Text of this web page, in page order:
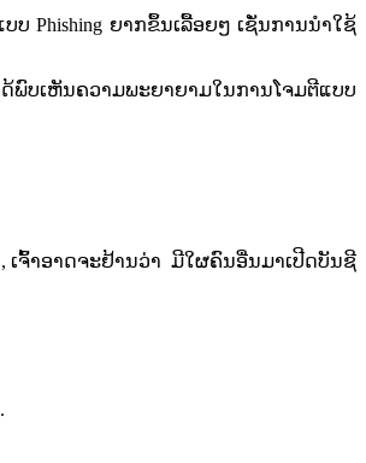
Phishing ຍາກ​ຂຶ້ນເລື້ອຍໆ​ ເຊັ່ນການ​ນຳໃຊ້​
ດ້ພົບເຫັນ​ຄວາມ​ພະຍາຍາມໃນການ​ໂຈມ​ຕີ​ແບບ​
ເຈົ້າ​ອາດຈະ​ຢ້ານ​ວ່າ​ ມີ​ໃຜ​ຄົນອື່ນ​ມາ​ເປີດ​ບັນ​ຊີ​